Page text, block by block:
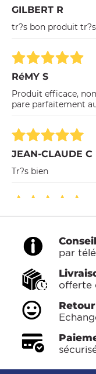
GILBERT R
tr?s bon produit
RéMY S
Produit efficace,
pare parfaitement
JEAN-CLAUDE C
Tr?s bien
Mon mari adore ce
disponible en
MICHELE F
J'adore ce produit
par
offerte